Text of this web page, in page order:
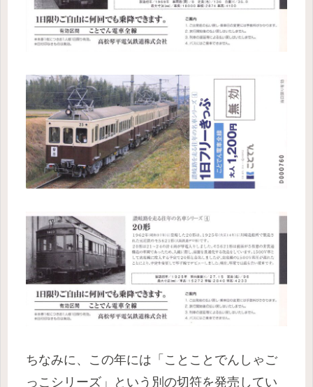
ちなみに、この年には「ことことでんしゃご
っこシリーズ」という別の切符を発売してい